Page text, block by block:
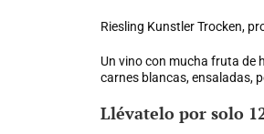
Riesling Kunstler Trocken,
Un vinocon mucha fruta de
carnes blancas, ensaladas,
Llévatelo por solo